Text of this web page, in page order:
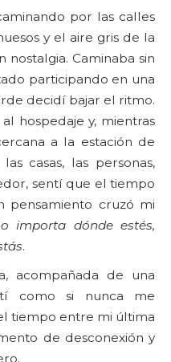
por las calles
y el aire gris de la
nostalgia. Caminaba sin
participando en una
decidí bajar el ritmo.
hospedaje y, mientras
a la estación de
casas, las personas,
sentí que el tiempo
pensamiento cruzó mi
importa dónde estés,
.
acompañada de una
como si nunca me
tiempo entre mi última
de desconexión y